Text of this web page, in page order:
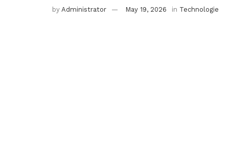
by Administrator May 19, 2026 in Technologie